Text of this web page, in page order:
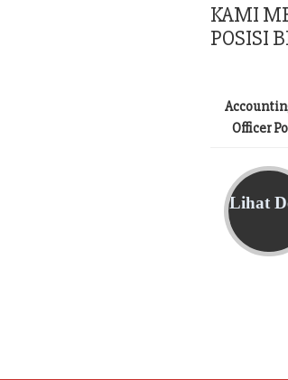
KAMI
POSISI
Officer
Lihat